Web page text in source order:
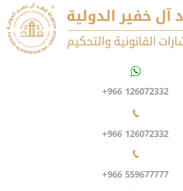
+966 126072332
+966 126072332
+966 559677777